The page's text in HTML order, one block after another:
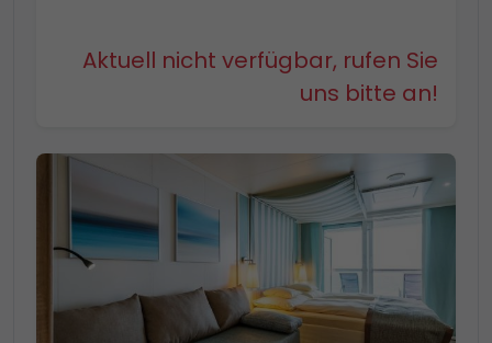
Aktuell nicht verfügbar, rufen Sie
uns bitte an!